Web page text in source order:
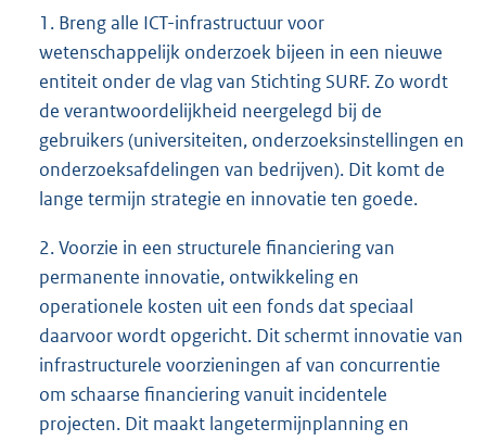
1. Breng alle ICT-infrastructuur voor
wetenschappelijk onderzoek bijeen in een nieuwe
entiteit onder de vlag van Stichting SURF. Zo wordt
de verantwoordelijkheid neergelegd bij de
gebruikers (universiteiten, onderzoeksinstellingen en
onderzoeksafdelingen van bedrijven). Dit komt de
lange termijn strategie en innovatie ten goede.
2. Voorzie in een structurele financiering van
permanente innovatie, ontwikkeling en
operationele kosten uit een fonds dat speciaal
daarvoor wordt opgericht. Dit schermt innovatie van
infrastructurele voorzieningen af van concurrentie
om schaarse financiering vanuit incidentele
projecten. Dit maakt langetermijnplanning en